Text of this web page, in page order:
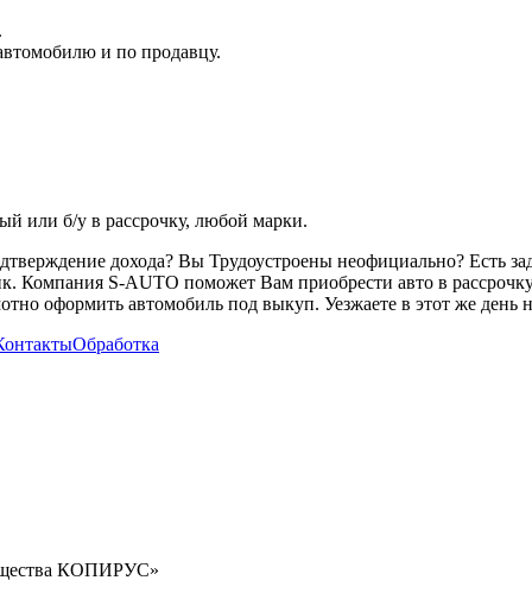
и по продавцу.
или б/у в рассрочку, любой марки.
дохода? Вы Трудоустроены неофициально? Есть
Компания S-AUTO поможет Вам приобрести авто в
оформить автомобиль под выкуп. Уезжаете в этот же день
Обработка
КОПИРУС»